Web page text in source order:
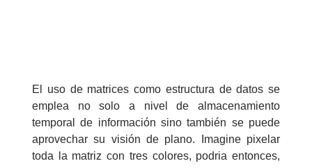
El uso de matrices como estructura de datos se
emplea no solo a nivel de almacenamiento
temporal de información sino también se puede
aprovechar su visión de plano. Imagine pixelar
toda la matriz con tres colores, podria entonces,